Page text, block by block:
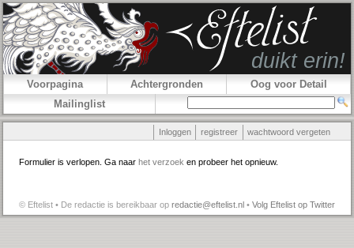
Voorpagina Achtergronden
Oog voor Detail
Mailinglist
Inloggen registreer wachtwoord vergeten
Formulier is verlopen. Ga naar het verzoek en probeer het opnieuw.
© Eftelist • De redactie is bereikbaar op redactie@eftelist.nl • Volg Eftelist op Twitter